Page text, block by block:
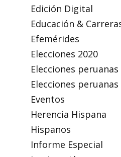
Edición Digital
Educación &
Efemérides
Elecciones 2020
Elecciones
Elecciones
Eventos
Herencia Hispana
Hispanos
Informe Especial